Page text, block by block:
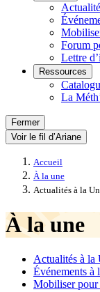
Forum
Lettre
Ressources
La
Fermer
Voir le fil d’Ariane
Accueil
À la une
Actualités à la
À la une
Actualités à la
Événements à
Mobiliser pour